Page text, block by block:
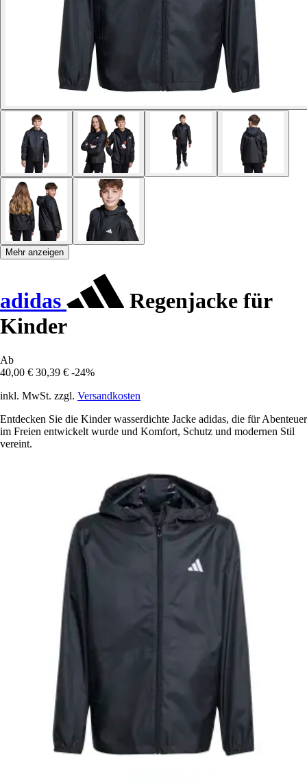
Mehr anzeigen
adidas
Regenjacke für
Kinder
Ab
40,00 € 30,39 € -24%
inkl. MwSt. zzgl. Versandkosten
Entdecken Sie die Kinder wasserdichte Jacke adidas, die für Abenteuer
im Freien entwickelt wurde und Komfort, Schutz und modernen Stil
vereint.